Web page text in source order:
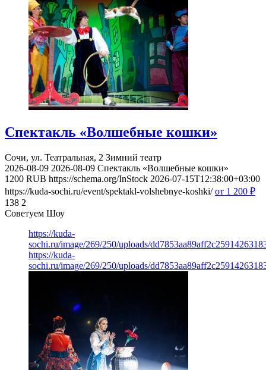
Спектакль «Волшебные кошки»
Сочи, ул. Театральная, 2 Зимний театр
2026-08-09 2026-08-09 Спектакль «Волшебные кошки»
1200 RUB https://schema.org/InStock 2026-07-15T12:38:00+03:00
https://kuda-sochi.ru/event/spektakl-volshebnye-koshki/ от 1 200 ₽
138 2
Советуем Шоу
https://kuda-
sochi.ru/image/269/250/uploads/
https://kuda-
sochi.ru/image/269/250/uploads/